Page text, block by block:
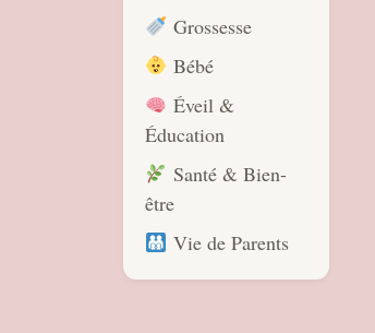
Grossesse
Bébé
Éveil &
Éducation
Santé & Bien-
être
Vie de Parents